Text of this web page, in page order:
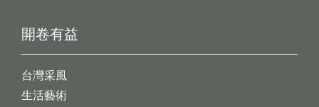
開卷有益
台灣采風
生活藝術